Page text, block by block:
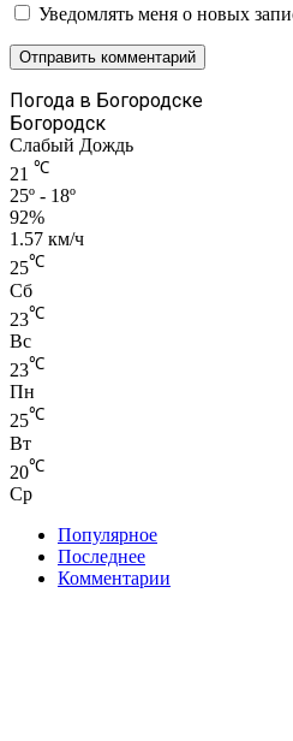
Уведомлять меня о новых
Погода в Богородске
Богородск
Слабый Дождь
21 ℃
25º - 18º
92%
1.57 км/ч
25℃
Сб
23℃
Вс
23℃
Пн
25℃
Вт
20℃
Ср
Популярное
Последнее
Комментарии